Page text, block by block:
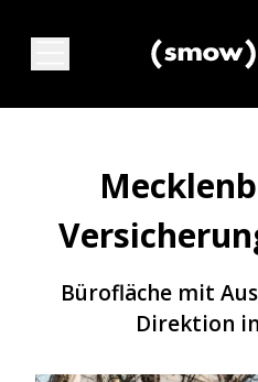
Bürofläche mit
Direktion